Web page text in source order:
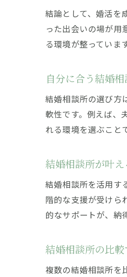
結論として、婚活を
った出会いの場が用
る環境が整っていま
自分に合う結婚
結婚相談所の選び方
軟性です。例えば、
れる環境を選ぶこと
結婚相談所が叶
結婚相談所を活用す
階的な支援が受けら
的なサポートが、納
結婚相談所の比
複数の結婚相談所を